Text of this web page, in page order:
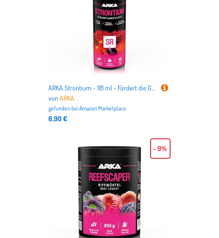
ARKA Strontium - 118 ml - Fördert die Gesundheit und das Wachstum von Korallen im Meerwasseraquarium durch gezielte Strontiumzugabe.
vonARKA
gefunden beiAmazon Marketplace
6,90 €
- 9%